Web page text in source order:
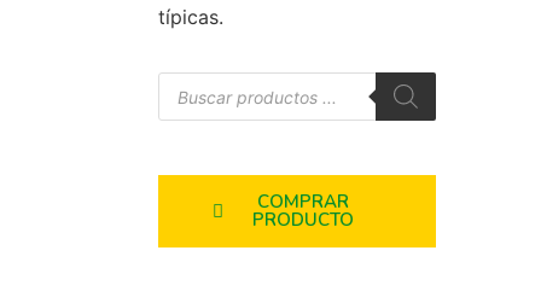
típicas.
COMPRAR
PRODUCTO